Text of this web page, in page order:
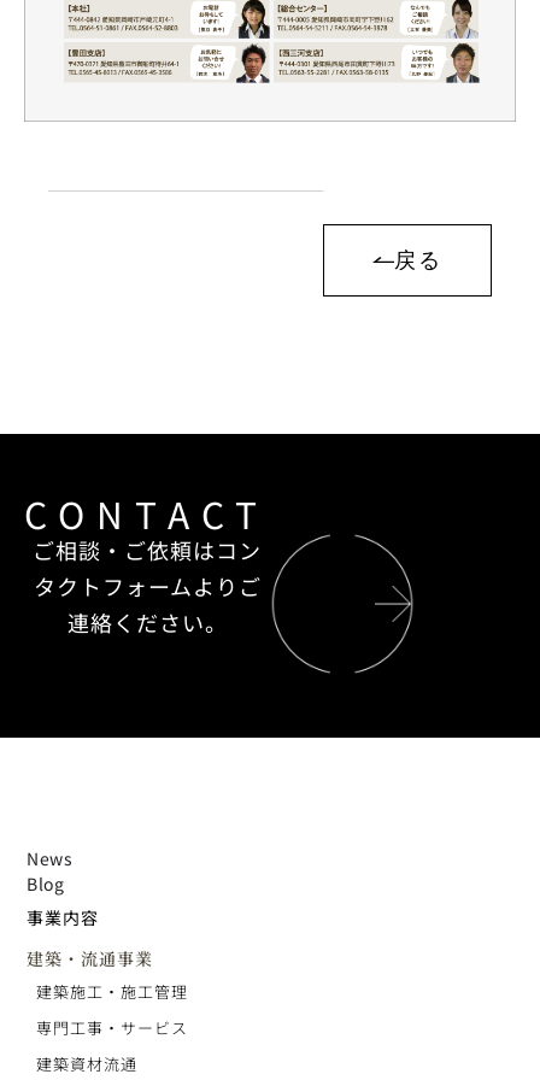
戻る
CONTACT
ご相談・ご依頼はコン
タクトフォームよりご
連絡ください。
News
Blog
事業内容
建築・流通事業
建築施工・施工管理
専門工事・サービス
建築資材流通